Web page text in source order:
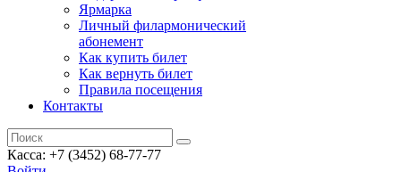
Ярмарка
Личный филармонический
абонемент
Как купить билет
Как вернуть билет
Правила посещения
Контакты
Касса: +7 (3452) 68-77-77